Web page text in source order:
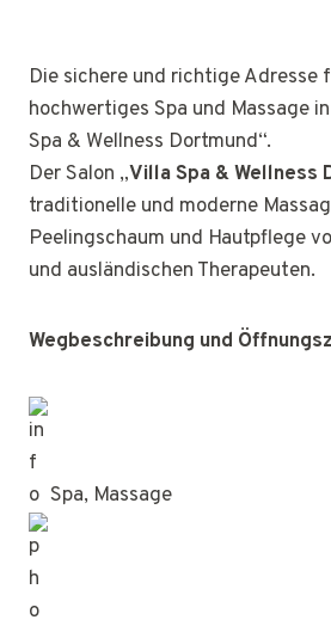
Die sichere und richtige Adresse
hochwertiges Spa und Massage in
Spa & Wellness Dortmund“.
Der Salon „Villa Spa & Wellness
traditionelle und moderne
Peelingschaum und Hautpflege
und ausländischen Therapeuten.
Wegbeschreibung und
Spa, Massage